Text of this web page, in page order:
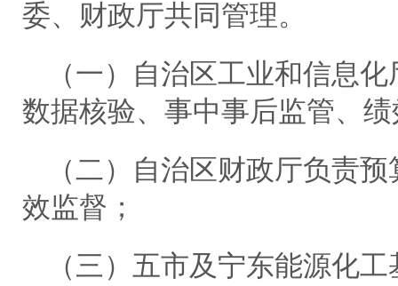
委、财政厅共同管理。
（一）自治区工业和信息
数据核验、事中事后监管、
（二）自治区财政厅负责
效监督；
（三）五市及宁东能源化